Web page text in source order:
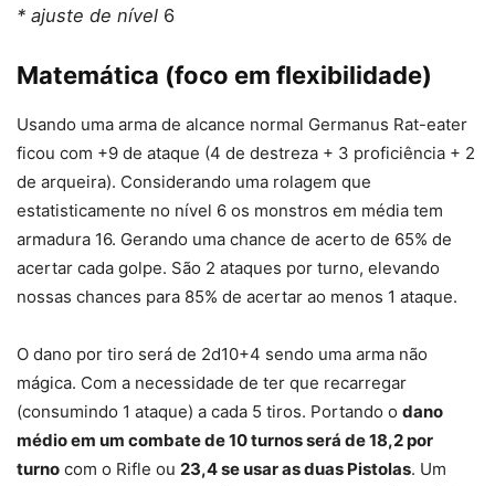
* ajuste de nível 6
Matemática (foco em flexibilidade)
Usando uma arma de alcance normal Germanus Rat-eater
ficou com +9 de ataque (4 de destreza + 3 proficiência + 2
de arqueira). Considerando uma rolagem que
estatisticamente no nível 6 os monstros em média tem
armadura 16. Gerando uma chance de acerto de 65% de
acertar cada golpe. São 2 ataques por turno, elevando
nossas chances para 85% de acertar ao menos 1 ataque.
O dano por tiro será de 2d10+4 sendo uma arma não
mágica. Com a necessidade de ter que recarregar
(consumindo 1 ataque) a cada 5 tiros. Portando o dano
médio em um combate de 10 turnos será de 18,2 por
turno com o Rifle ou 23,4 se usar as duas Pistolas. Um